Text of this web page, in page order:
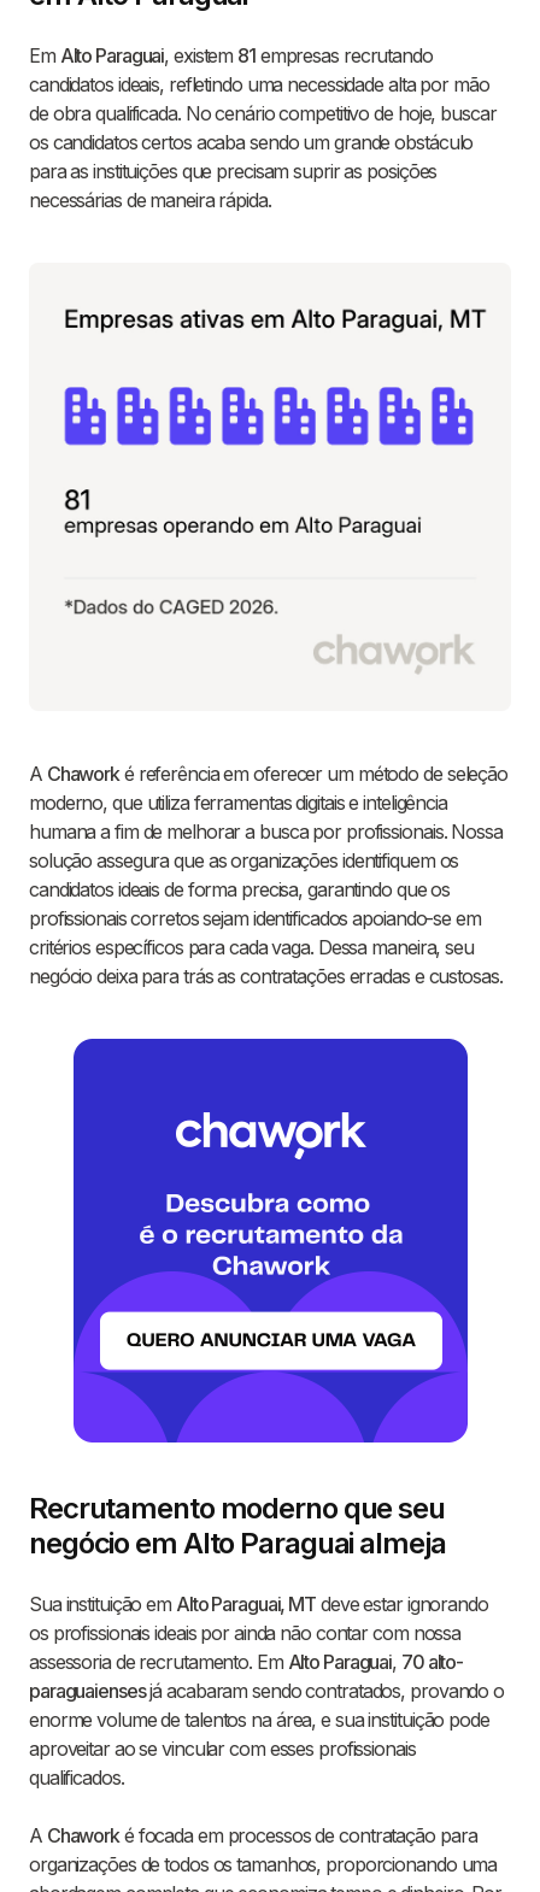
Em Alto Paraguai, existem 81empresas recrutando
candidatos ideais, refletindo uma necessidade alta por mão
de obra qualificada. No cenário competitivo de hoje, buscar
os candidatos certos acaba sendo um grande obstáculo
para as instituições que precisam suprir as posições
necessárias de maneira rápida.
A Chaworké referência em oferecer um método de seleção
moderno, que utiliza ferramentas digitais e inteligência
humana a fim de melhorar a busca por profissionais. Nossa
solução assegura que as organizações identifiquem os
candidatos ideais de forma precisa, garantindo que os
profissionais corretos sejam identificados apoiando-se em
critérios específicos para cada vaga. Dessa maneira, seu
negócio deixa para trás as contratações erradas e custosas.
Recrutamento moderno que seu
negócio em Alto Paraguai almeja
Sua instituição em Alto Paraguai, MT deve estar ignorando
os profissionais ideais por ainda não contar com nossa
assessoria de recrutamento. Em Alto Paraguai, 70 alto-
paraguaiensesjá acabaram sendo contratados, provando o
enorme volume de talentos na área, e sua instituição pode
aproveitar ao se vincular com esses profissionais
qualificados.
A Chaworké focada em processos de contratação para
organizações de todos os tamanhos, proporcionando uma